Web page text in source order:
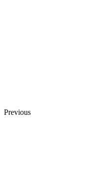
Previous